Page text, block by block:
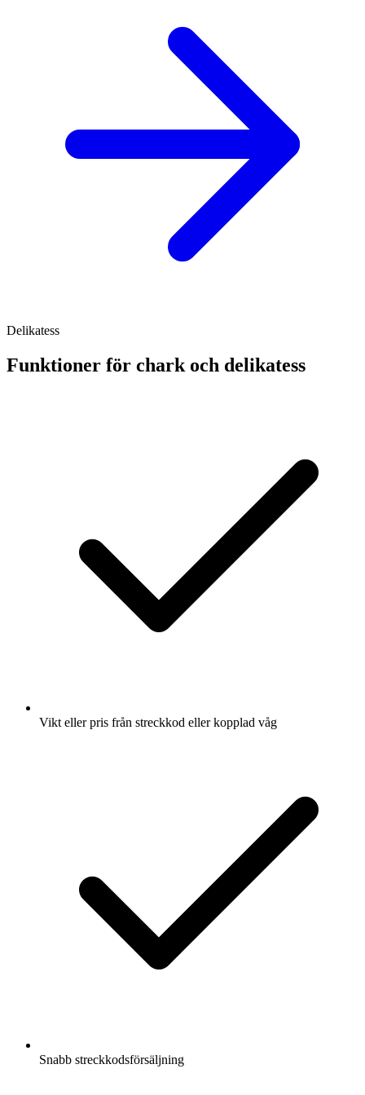
Delikatess
Funktioner för chark och delikatess
Vikt eller pris från streckkod eller kopplad våg
Snabb streckkodsförsäljning